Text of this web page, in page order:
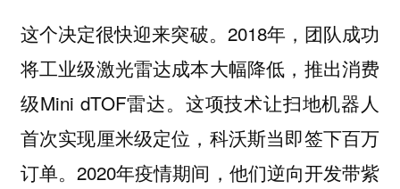
这个决定很快迎来突破。2018年，团队成功
将工业级激光雷达成本大幅降低，推出消费
级Mini dTOF雷达。这项技术让扫地机器人
首次实现厘米级定位，科沃斯当即签下百万
订单。2020年疫情期间，他们逆向开发带紫